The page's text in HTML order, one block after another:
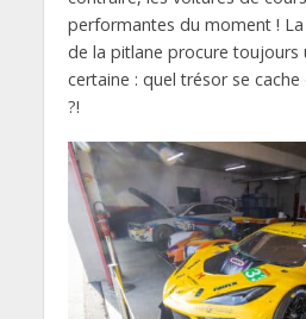
performantes du moment !
de la pitlane procure toujours
certaine : quel trésor se
?!